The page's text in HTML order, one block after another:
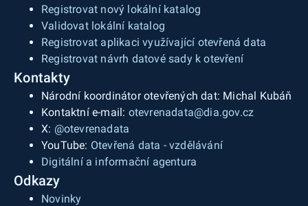
Registrovat nový lokální katalog
Validovat lokální katalog
Registrovat aplikaci využívající otevřená data
Registrovat návrh datové sady k otevření
Kontakty
Národní koordinátor otevřených dat: Michal Kubáň
Kontaktní e-mail: otevrenadata@dia.gov.cz
X: @otevrenadata
YouTube: Otevřená data - vzdělávání
Digitální a informační agentura
Odkazy
Novinky